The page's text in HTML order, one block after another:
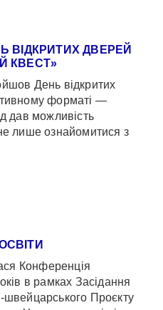
ВІДКРИТИХ ДВЕРЕЙ
КВЕСТ»
День відкритих
форматі —
дав можливість
лише ознайомитися з
Конференція
в рамках Засідання
швейцарського Проєкту